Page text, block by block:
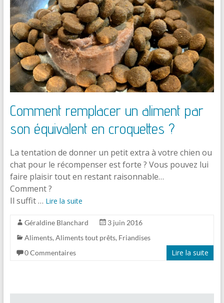
Comment remplacer un aliment par
son équivalent en croquettes ?
La tentation de donner un petit extra à votre chien ou
chat pour le récompenser est forte ? Vous pouvez lui
faire plaisir tout en restant raisonnable…
Comment ?
Il suffit … Lire la suite
Géraldine Blanchard
3 juin 2016
Aliments, Aliments tout prêts, Friandises
0 Commentaires
Lire la suite